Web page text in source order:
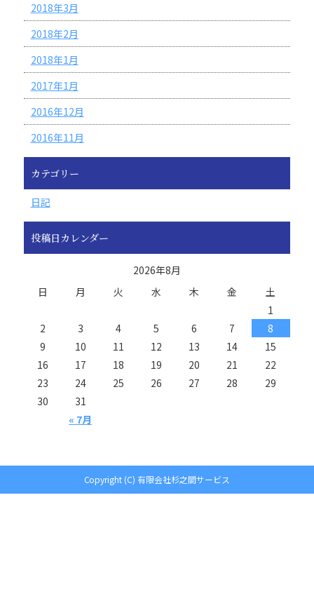
2018年3月
2018年2月
2018年1月
2017年1月
2016年12月
2016年11月
カテゴリー
日記
投稿日カレンダー
2026年8月
日
月 火 水 木 金 土
« 7月
1
2
3 4 5 6 7
8
9
10 11 12 13 14
15
16
17 18 19 20 21
22
23
24 25 26 27 28
29
30
31
Copyright (C) 有限会社杉之間サービス